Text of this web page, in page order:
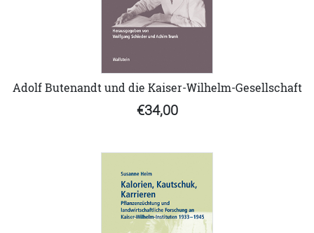
Adolf Butenandt und die Kaiser-Wilhelm-Gesellschaft
€34,00